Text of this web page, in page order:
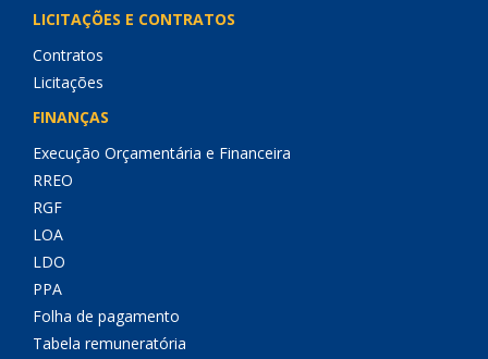
LICITAÇÕES E CONTRATOS
Contratos
Licitações
FINANÇAS
Execução Orçamentária e Financeira
RREO
RGF
LOA
LDO
PPA
Folha de pagamento
Tabela remuneratória